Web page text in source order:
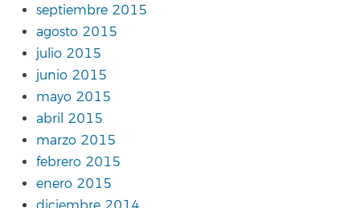
septiembre 2015
agosto 2015
julio 2015
junio 2015
mayo 2015
abril 2015
marzo 2015
febrero 2015
enero 2015